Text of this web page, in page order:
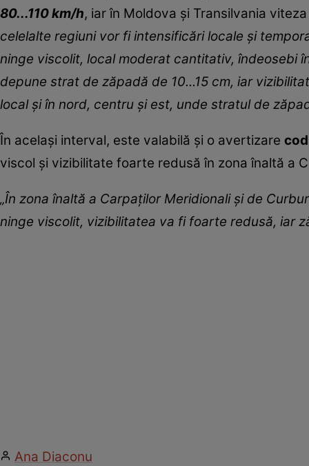
80...110 km/h, iar în Moldova şi Transilvania
celelalte regiuni vor fi intensificări locale şi
ninge viscolit, local moderat cantitativ, îndeosebi
depune strat de zăpadă de 10...15 cm, iar
local şi în nord, centru şi est, unde stratul de
În acelaşi interval, este valabilă şi o avertizare
viscol şi vizibilitate foarte redusă în zona înaltă a
„În zona înaltă a Carpaţilor Meridionali şi de
ninge viscolit, vizibilitatea va fi foarte redusă, iar
Ana Diaconu